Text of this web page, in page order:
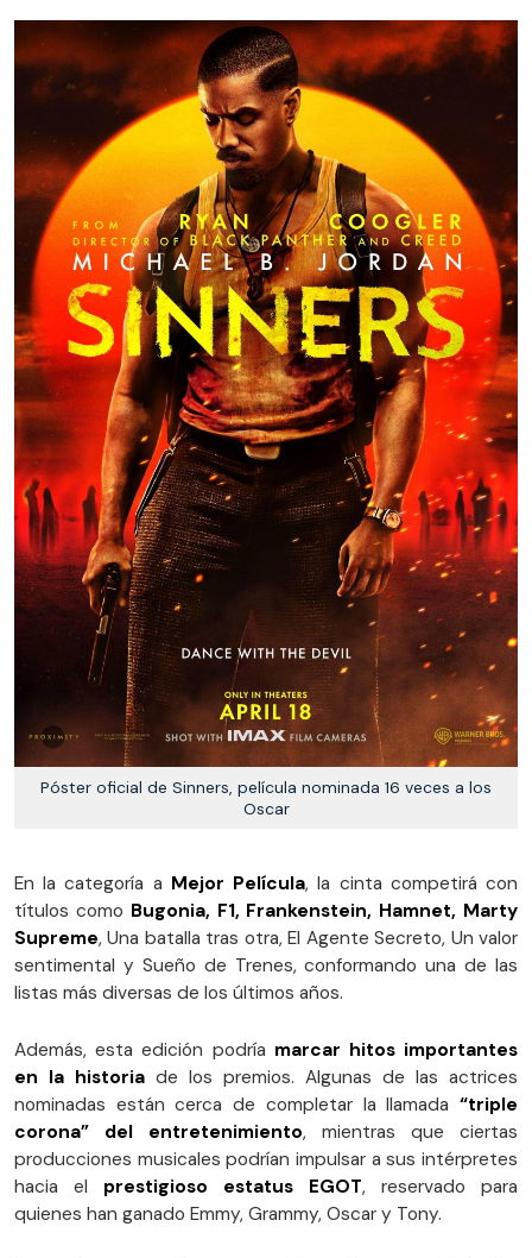
Póster oficial de Sinners, película nominada 16 veces a los
Oscar
En la categoría a Mejor Película, la cinta competirá con
títulos como Bugonia, F1, Frankenstein, Hamnet, Marty
Supreme, Una batalla tras otra, El Agente Secreto, Un valor
sentimental y Sueño de Trenes, conformando una de las
listas más diversas de los últimos años.
Además, esta edición podría marcar hitos importantes
en la historia de los premios. Algunas de las actrices
nominadas están cerca de completar la llamada “triple
corona” del entretenimiento, mientras que ciertas
producciones musicales podrían impulsar a sus intérpretes
hacia el prestigioso estatus EGOT, reservado para
quienes han ganado Emmy, Grammy, Oscar y Tony.